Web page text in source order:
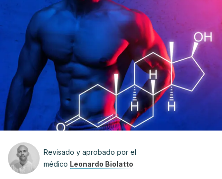
Revisado y aprobado por el
médico Leonardo Biolatto